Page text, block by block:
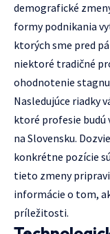
demografické
formy podnikania
ktorých sme pred
niektoré tradičné
ohodnotenie
Nasledujúce riadky
ktoré profesie budú
na Slovensku.
konkrétne pozície
tieto zmeny
informácie o tom,
príležitosti.